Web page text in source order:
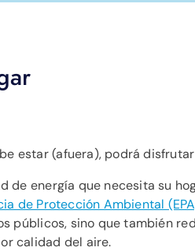
estar (afuera), podrá
de energía que necesita su
de Protección Ambiental
públicos, sino que también
calidad del aire.